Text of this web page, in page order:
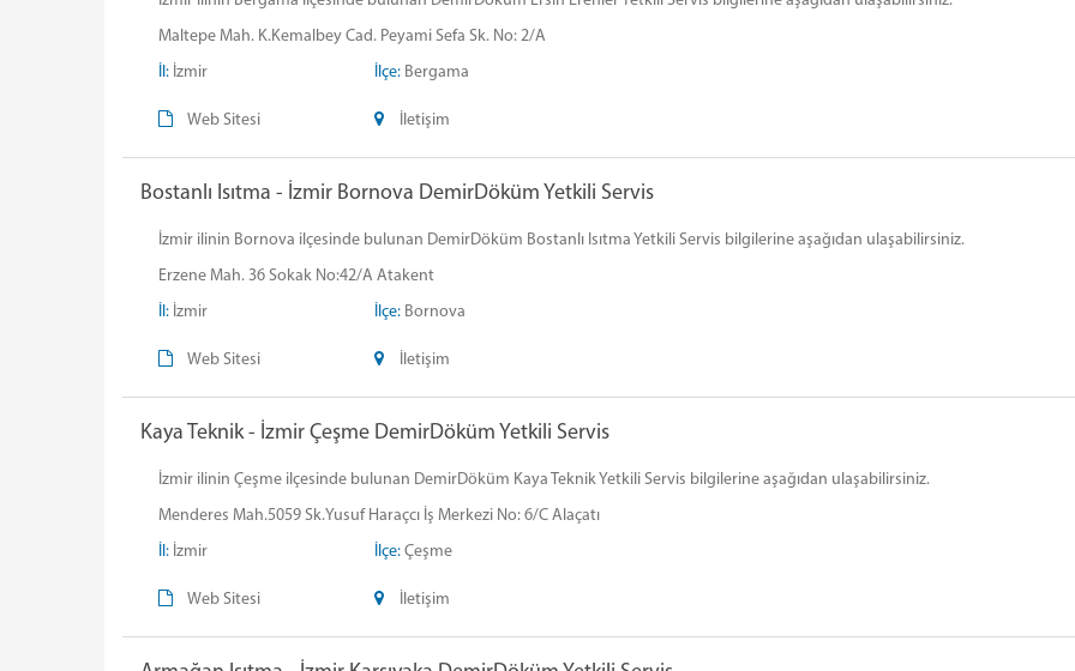
Maltepe Mah. K.Kemalbey Cad. Peyami Sefa Sk. No: 2/A
İl: İzmir İlçe: Bergama
Web Sitesi İletişim
Bostanlı Isıtma - İzmir Bornova DemirDöküm Yetkili Servis
İzmir ilinin Bornova ilçesinde bulunan DemirDöküm Bostanlı Isıtma Yetkili Servis bilgilerine aşağıdan ulaşabilirsiniz.
Erzene Mah. 36 Sokak No:42/A Atakent
İl: İzmir İlçe: Bornova
Web Sitesi İletişim
Kaya Teknik - İzmir Çeşme DemirDöküm Yetkili Servis
İzmir ilinin Çeşme ilçesinde bulunan DemirDöküm Kaya Teknik Yetkili Servis bilgilerine aşağıdan ulaşabilirsiniz.
Menderes Mah.5059 Sk.Yusuf Haraçcı İş Merkezi No: 6/C Alaçatı
İl: İzmir İlçe: Çeşme
Web Sitesi İletişim